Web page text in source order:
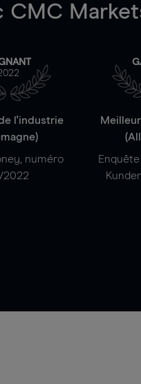
CMC
l'industrie
numéro
2022